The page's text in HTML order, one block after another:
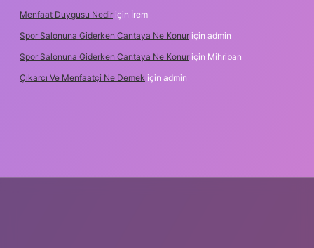
Menfaat Duygusu Nedir için İrem
Spor Salonuna Giderken Cantaya Ne Konur için admin
Spor Salonuna Giderken Cantaya Ne Konur için Mihriban
Çıkarcı Ve Menfaatçi Ne Demek için admin